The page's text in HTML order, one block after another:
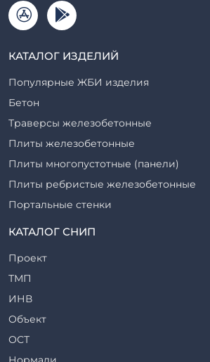
КАТАЛОГ ИЗДЕЛИЙ
Популярные ЖБИ изделия
Бетон
Траверсы железобетонные
Плиты железобетонные
Плиты многопустотные (панели)
Плиты ребристые железобетонные
Портальные стенки
Прогоны железобетонные
Ригели железобетонные
Сваи железобетонные
Стеновые блоки
Стойки железобетонные
Столбы железобетонные
КАТАЛОГ СНИП
Проект
ТМП
ИНВ
Объект
ОСТ